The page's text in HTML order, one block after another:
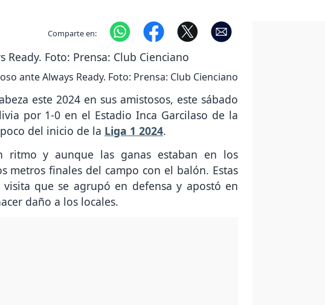
Comparte en:
ante Always Ready. Foto: Prensa: Club Cienciano
este 2024 en sus amistosos, este sábado
por 1-0 en el Estadio Inca Garcilaso de la
del inicio de la Liga 1 2024.
ritmo y aunque las ganas estaban en los
metros finales del campo con el balón. Estas
que se agrupó en defensa y apostó en
daño a los locales.